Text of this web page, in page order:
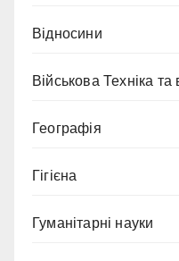
Відносини
Військова Техніка та
Географія
Гігієна
Гуманітарні науки